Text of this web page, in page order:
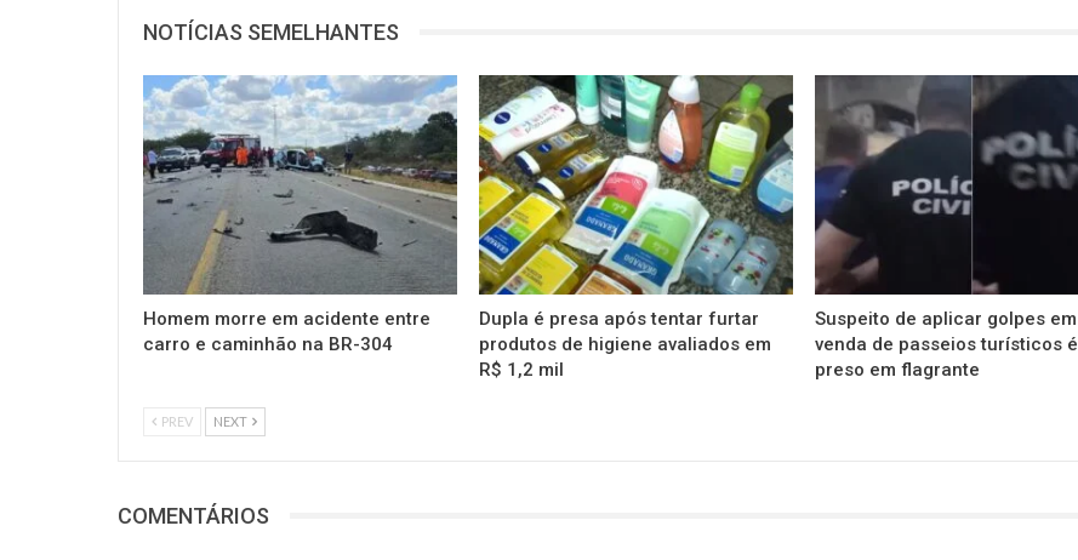
NOTÍCIAS SEMELHANTES
Homem morre em acidente entre
carro e caminhão na BR-304
Dupla é presa após tentar furtar
produtos de higiene avaliados em
R$ 1,2 mil
Suspeito de aplicar golpes em
venda de passeios turísticos é
preso em flagrante
PREV NEXT
COMENTÁRIOS